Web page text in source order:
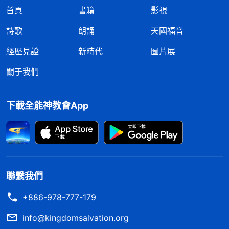
首頁 書籍
影視
詩歌
朗誦
天國福音
經歷見證
新時代
圖片展
關于我們
下載全能神教會App
聯繫我們
+886-978-777-179
info@kingdomsalvation.org